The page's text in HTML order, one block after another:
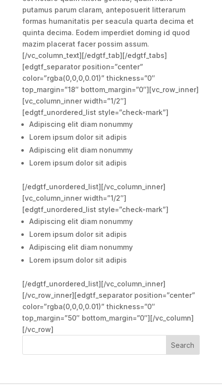
putamus parum claram, anteposuerit litterarum
formas humanitatis per seacula quarta decima et
quinta decima. Eodem imperdiet doming id quod
mazim placerat facer possim assum.
[/vc_column_text][/edgtf_tab][/edgtf_tabs]
[edgtf_separator position=”center”
color=”rgba(0,0,0,0.01)” thickness=”0″
top_margin=”18″ bottom_margin=”0″][vc_row_inner]
[vc_column_inner width=”1/2″]
[edgtf_unordered_list style=”check-mark”]
Adipiscing elit diam nonummy
Lorem ipsum dolor sit adipis
Adipiscing elit diam nonummy
Lorem ipsum dolor sit adipis
[/edgtf_unordered_list][/vc_column_inner]
[vc_column_inner width=”1/2″]
[edgtf_unordered_list style=”check-mark”]
Adipiscing elit diam nonummy
Lorem ipsum dolor sit adipis
Adipiscing elit diam nonummy
Lorem ipsum dolor sit adipis
[/edgtf_unordered_list][/vc_column_inner]
[/vc_row_inner][edgtf_separator position=”center”
color=”rgba(0,0,0,0.01)” thickness=”0″
top_margin=”50″ bottom_margin=”0″][/vc_column]
[/vc_row]